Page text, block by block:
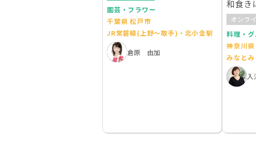
園芸・フラワー
千葉県 松戸市
JR常磐線(上野～取手)・北小金駅
倉原 由加
和食き
オンラ
料理・グ
神奈川
みなと
入